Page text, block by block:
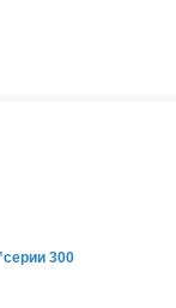
300